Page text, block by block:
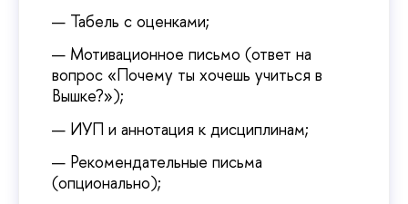
Табель с оценками;
Мотивационное письмо (ответ на
вопрос «Почему ты хочешь учиться в
Вышке?»);
ИУП и аннотация к дисциплинам;
Рекомендательные письма
(опционально);